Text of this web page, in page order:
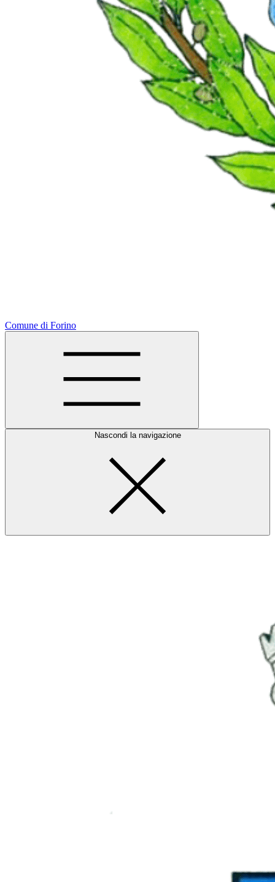
Comune di Forino
Nascondi la navigazione